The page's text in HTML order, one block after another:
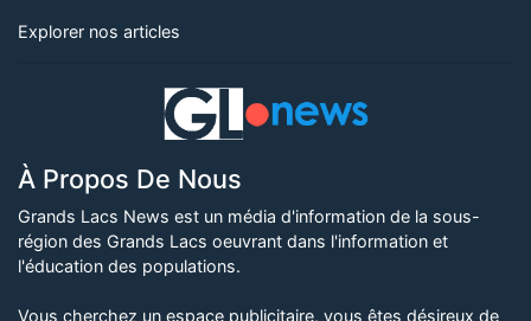
Explorer nos articles
À Propos De Nous
Grands Lacs News est un média d'information de la sous-
région des Grands Lacs oeuvrant dans l'information et
l'éducation des populations.
Vous cherchez un espace publicitaire, vous êtes désireux de